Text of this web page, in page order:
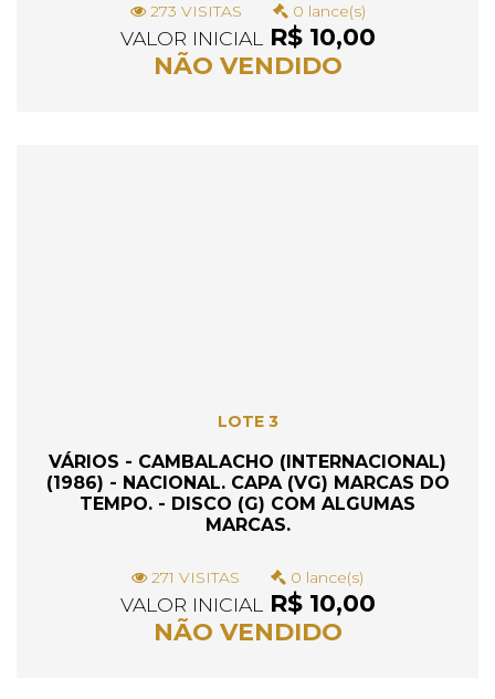
273 VISITAS 0 lance(s)
VALOR INICIAL R$ 10,00
NÃO VENDIDO
LOTE 3
VÁRIOS - CAMBALACHO (INTERNACIONAL)
(1986) - NACIONAL. CAPA (VG) MARCAS DO
TEMPO. - DISCO (G) COM ALGUMAS
MARCAS.
271 VISITAS 0 lance(s)
VALOR INICIAL R$ 10,00
NÃO VENDIDO